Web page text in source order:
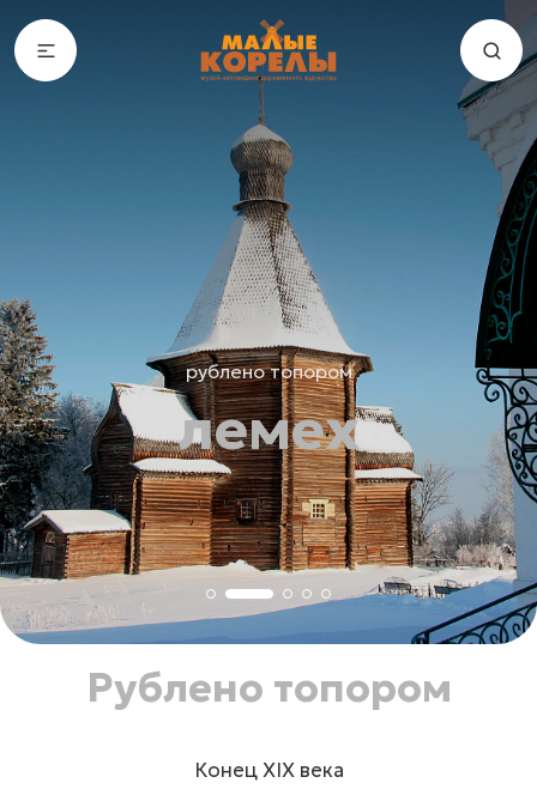
рублено топором
лемех
Рублено топором
Конец XIX века